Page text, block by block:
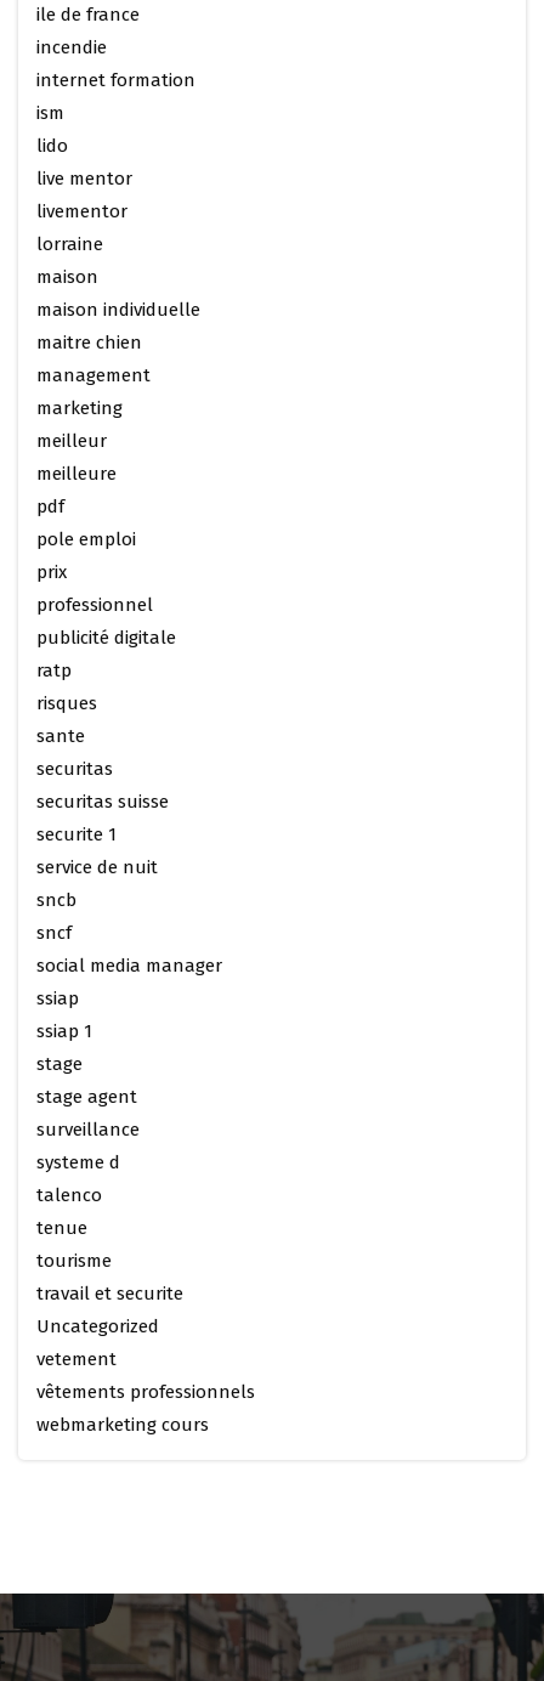
ile de france
incendie
internet formation
ism
lido
live mentor
livementor
lorraine
maison
maison individuelle
maitre chien
management
marketing
meilleur
meilleure
pdf
pole emploi
prix
professionnel
publicité digitale
ratp
risques
sante
securitas
securitas suisse
securite 1
service de nuit
sncb
sncf
social media manager
ssiap
ssiap 1
stage
stage agent
surveillance
systeme d
talenco
tenue
tourisme
travail et securite
Uncategorized
vetement
vêtements professionnels
webmarketing cours